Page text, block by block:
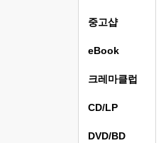
중고샵
eBook
크레마클럽
CD/LP
DVD/BD